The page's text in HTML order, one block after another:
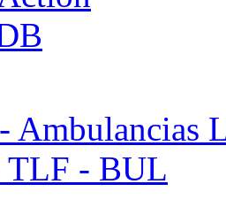
Ambulancias
TLF - BUL